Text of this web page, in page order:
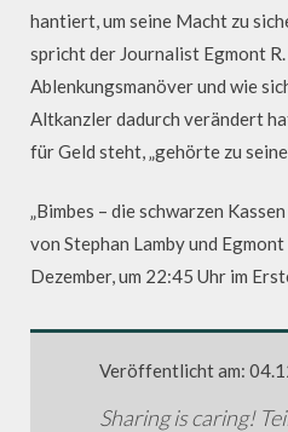
hantiert, um seine Macht zu
spricht der Journalist Egmont R.
Ablenkungsmanöver und wie
Altkanzler dadurch verändert
für Geld steht, „gehörte zu
„Bimbes – die schwarzen
von Stephan Lamby und
Dezember, um 22:45 Uhr im
Veröffentlicht am:
Sharing is caring!